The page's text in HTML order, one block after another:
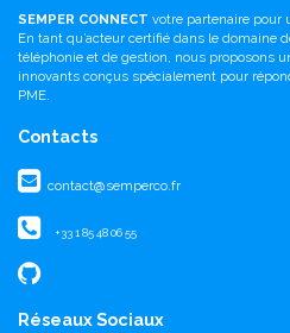
SEMPER CONNECT votre partenaire pour
En tant qu’acteur certifié dans le domaine
téléphonie et de gestion, nous proposons
innovants conçus spécialement pour
PME.
Contacts
contact@semperco.fr
+33 1 85 48 06 55
Réseaux Sociaux